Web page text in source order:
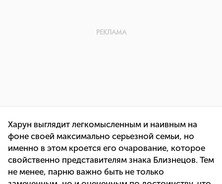
Харун выглядит легкомысленным и наивным на
фоне своей максимально серьезной семьи, но
именно в этом кроется его очарование, которое
свойственно представителям знака Близнецов. Тем
не менее, парню важно быть не только